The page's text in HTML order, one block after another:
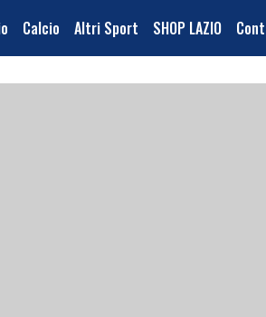
Calcio Altri Sport SHOP LAZIO